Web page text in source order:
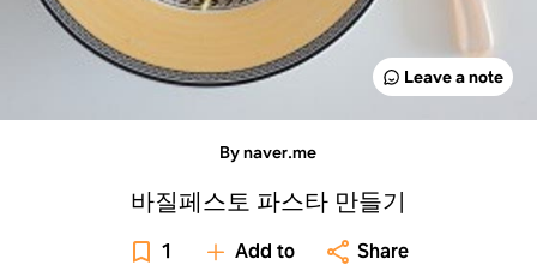
Leave a note
By naver.me
바질페스토 파스타 만들기
1 Add to Share